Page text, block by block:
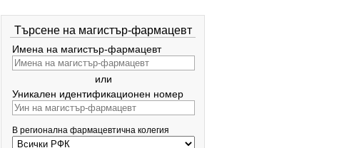
Търсене на магистър-фармацевт
Имена на магистър-фармацевт
или
Уникален идентификационен номер
В регионална фармацевтична колегия